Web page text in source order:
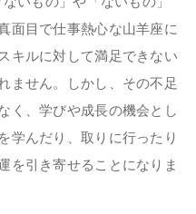
面目で仕事熱心な山羊座に
キルに対して満足できない
ません。しかし、その不足
く、学びや成長の機会とし
学んだり、取りに行ったり
を引き寄せることになりま